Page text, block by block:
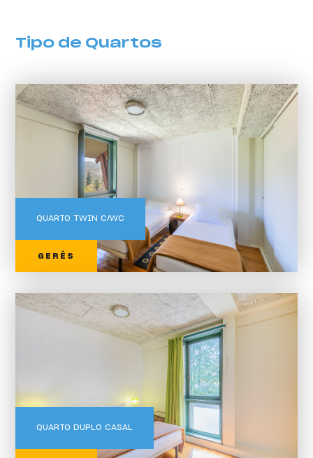
Tipo de Quartos
QUARTO TWIN C/WC
GERÊS
QUARTO DUPLO CASAL